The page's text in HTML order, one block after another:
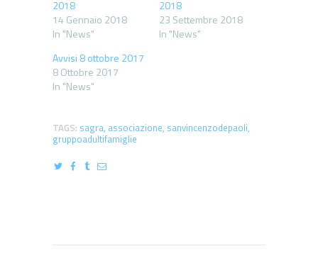
2018
14 Gennaio 2018
In "News"
2018
23 Settembre 2018
In "News"
Avvisi 8 ottobre 2017
8 Ottobre 2017
In "News"
TAGS: sagra, associazione, sanvincenzodepaoli,
gruppoadultifamiglie